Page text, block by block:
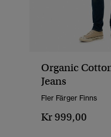
Organic
Jeans
Fler Färger Finns
Kr 999,00